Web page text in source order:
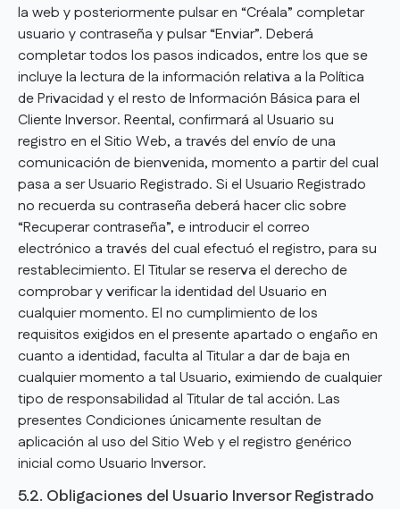
la web y posteriormente pulsar en “Créala” completar
usuario y contraseña y pulsar “Enviar”. Deberá
completar todos los pasos indicados, entre los que se
incluye la lectura de la información relativa a la Política
de Privacidad y el resto de Información Básica para el
Cliente Inversor. Reental, confirmará al Usuario su
registro en el Sitio Web, a través del envío de una
comunicación de bienvenida, momento a partir del cual
pasa a ser Usuario Registrado. Si el Usuario Registrado
no recuerda su contraseña deberá hacer clic sobre
“Recuperar contraseña”, e introducir el correo
electrónico a través del cual efectuó el registro, para su
restablecimiento. El Titular se reserva el derecho de
comprobar y verificar la identidad del Usuario en
cualquier momento. El no cumplimiento de los
requisitos exigidos en el presente apartado o engaño en
cuanto a identidad, faculta al Titular a dar de baja en
cualquier momento a tal Usuario, eximiendo de cualquier
tipo de responsabilidad al Titular de tal acción. Las
presentes Condiciones únicamente resultan de
aplicación al uso del Sitio Web y el registro genérico
inicial como Usuario Inversor.
5.2. Obligaciones del Usuario Inversor Registrado